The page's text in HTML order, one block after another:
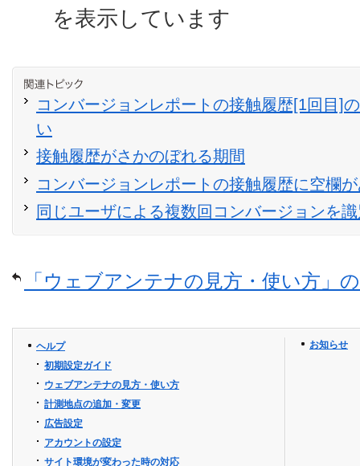
を表示しています
コンバージョンレポートの接触履歴[1回目]
い
接触履歴がさかのぼれる期間
コンバージョンレポートの接触履歴に空欄
同じユーザによる複数回コンバージョンを
「ウェブアンテナの見方・使い方」
ヘルプ
初期設定ガイド
ウェブアンテナの見方・使い方
計測地点の追加・変更
広告設定
アカウントの設定
サイト環境が変わった時の対応
お知らせ